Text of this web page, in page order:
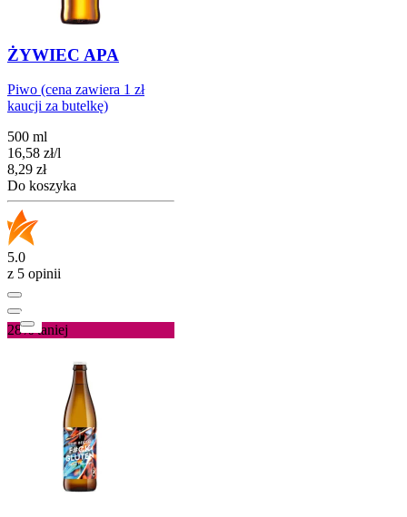
ŻYWIEC APA
Piwo (cena zawiera 1 zł
kaucji za butelkę)
500 ml
16,58 zł/l
Cena
8,29 zł
Do koszyka
5.0
z 5 opinii
28%taniej